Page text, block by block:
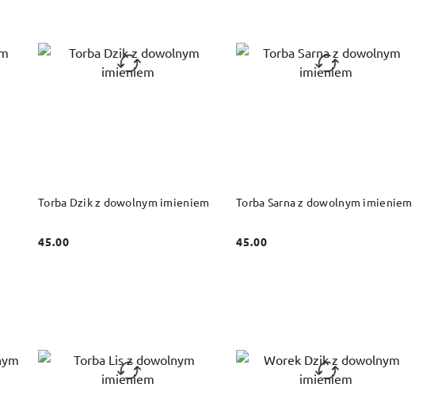
Torba Dzik z dowolnym imieniem
Cena:
45.00
DO KOSZYKA Torba Sarna z dowolnym imieniem
Cena:
45.00
DO KOSZYKA